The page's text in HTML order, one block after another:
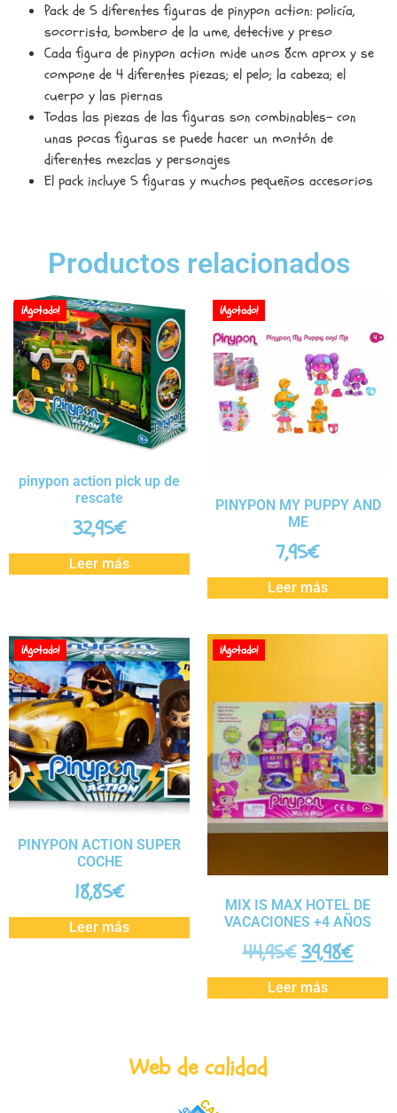
Pack de 5 diferentes figuras de pinypon action: policía,
socorrista, bombero de la ume, detective y preso
Cada figura de pinypon action mide unos 8cm aprox y se
compone de 4 diferentes piezas; el pelo; la cabeza; el
cuerpo y las piernas
Todas las piezas de las figuras son combinables- con
unas pocas figuras se puede hacer un montón de
diferentes mezclas y personajes
El pack incluye 5 figuras y muchos pequeños accesorios
Productos relacionados
¡Agotado!
pinypon action pick up de
rescate
32,95€
Leer más
¡Agotado!
PINYPON MY PUPPY AND
ME
7,95€
Leer más
¡Agotado!
PINYPON ACTION SUPER
COCHE
18,85€
Leer más
¡Agotado!
MIX IS MAX HOTEL DE
VACACIONES +4 AÑOS
44,95€39,98€
Leer más
Web de calidad